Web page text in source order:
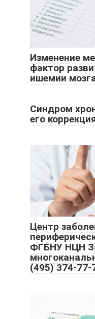
Изменение
фактор
ишемии
Синдром
его
Центр
ФГБНУ НЦН
(495) 374-77-